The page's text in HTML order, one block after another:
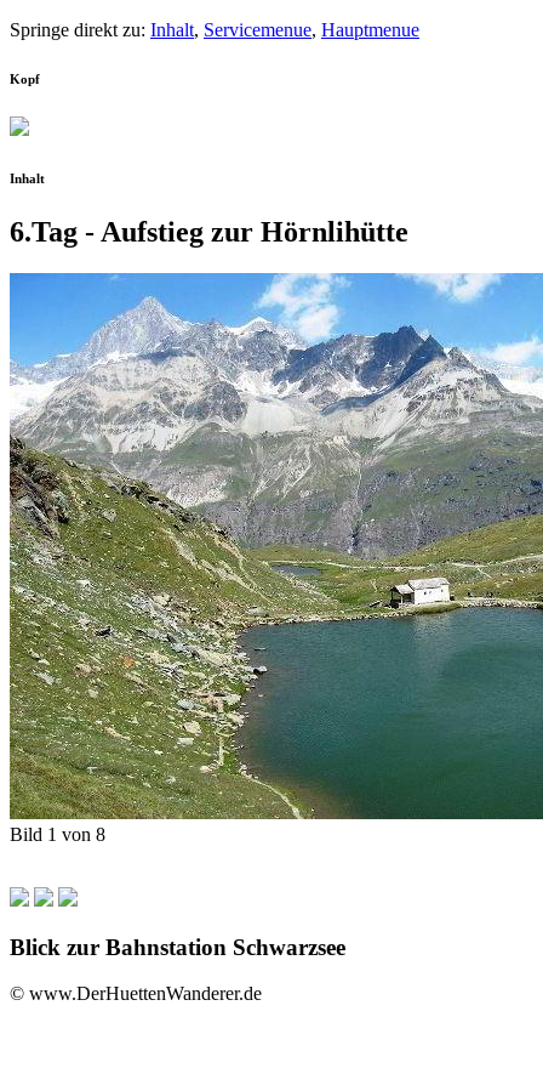
Springe direkt zu: Inhalt, Servicemenue, Hauptmenue
Kopf
Inhalt
6.Tag - Aufstieg zur Hörnlihütte
Bild 1 von 8
Blick zur Bahnstation Schwarzsee
© www.DerHuettenWanderer.de